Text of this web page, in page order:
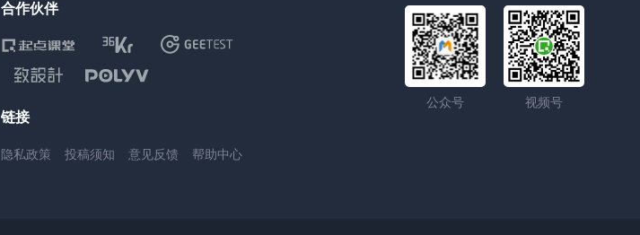
合作伙伴
链接
隐私政策 投稿须知 意见反馈 帮助中心
公众号 视频号